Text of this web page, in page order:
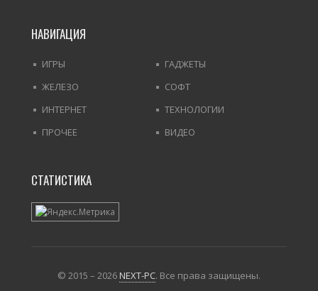
НАВИГАЦИЯ
ИГРЫ
ГАДЖЕТЫ
ЖЕЛЕЗО
СОФТ
ИНТЕРНЕТ
ТЕХНОЛОГИИ
ПРОЧЕЕ
ВИДЕО
СТАТИСТИКА
© 2015 – 2026 NEXT-PC. Все права защищены.